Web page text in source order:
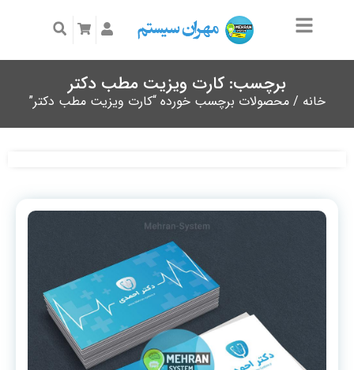
برچسب: کارت ویزیت مطب دکتر
خانه / محصولات برچسب خورده “کارت ویزیت مطب دکتر”